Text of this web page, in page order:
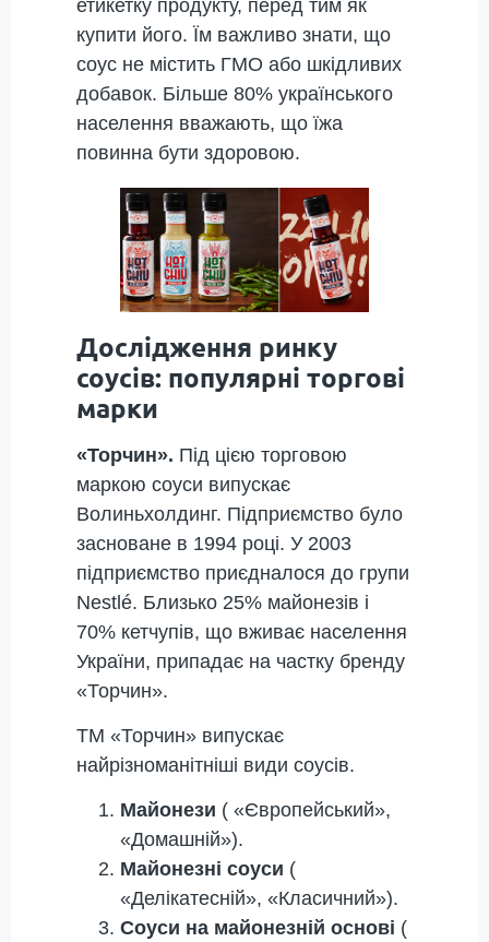
етикетку продукту, перед тим як
купити його. Їм важливо знати, що
соус не містить ГМО або шкідливих
добавок. Більше 80% українського
населення вважають, що їжа
повинна бути здоровою.
Дослідження ринку
соусів: популярні торгові
марки
«Торчин». Під цією торговою
маркою соуси випускає
Волиньхолдинг. Підприємство було
засноване в 1994 році. У 2003
підприємство приєдналося до групи
Nestlé. Близько 25% майонезів і
70% кетчупів, що вживає населення
України, припадає на частку бренду
«Торчин».
ТМ «Торчин» випускає
найрізноманітніші види соусів.
Майонези ( «Європейський»,
«Домашній»).
Майонезні соуси (
«Делікатесній», «Класичний»).
Соуси на майонезній основі (